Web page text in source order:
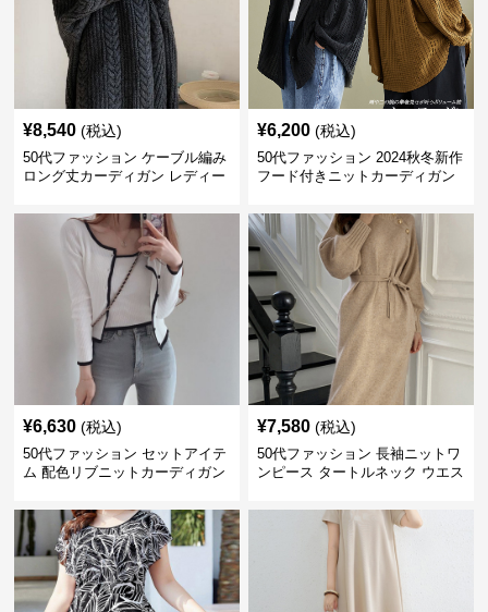
¥8,540 (税込)
50代ファッション ケーブル編み
ロング丈カーディガン レディー
¥6,200 (税込)
50代ファッション 2024秋冬新作
フード付きニットカーディガン
¥6,630 (税込)
50代ファッション セットアイテ
ム 配色リブニットカーディガン
¥7,580 (税込)
50代ファッション 長袖ニットワ
ンピース タートルネック ウエス